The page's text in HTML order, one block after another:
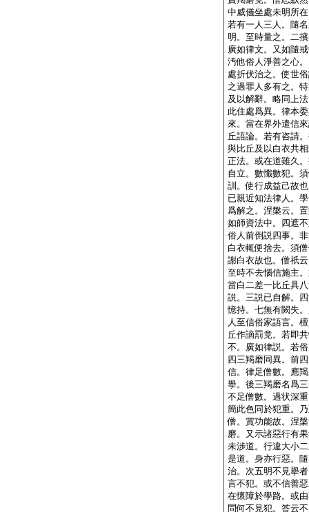
中威儀坐處未明所
若有一人三人。隨
明。至時量之。二
廣如律文。又如隨
汚他俗人淨善之心
處折伏治之。使世
之過罪人多有之。
及以解辭。略同上
此住處爲異。律本
來。當在界外遣信
丘語論。若有咨請
與比丘及以白衣共
正法。或在道雖久
自立。數懺數犯。
訓。使行成益己故
已親近知法律人。
爲解之。涅槃云。
如師資法中。四遮
俗人前倒説四事。
白衣輒便捨去。須
謝白衣故也。僧祇
至時不去惱信施主
當白二差一比丘具
説。三説已自解。
憶持。七無有闕失
人至信俗家語言。
丘作謫罰竟。若即
不。廣如律説。若
四三羯磨同異。前
信。律足僧數。應
擧。後三羯磨名爲
不足僧數。過状深
簡此色同於犯重。
僧。賞功能故。涅
磨。又示諸惡行有
未渉道。行違大小
是道。身亦行惡。
治。次五明不見擧
言不犯。或不信善
在懷障於學路。或
問何不見犯。答云